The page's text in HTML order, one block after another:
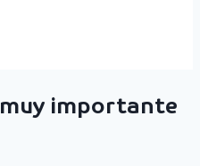
muy importante